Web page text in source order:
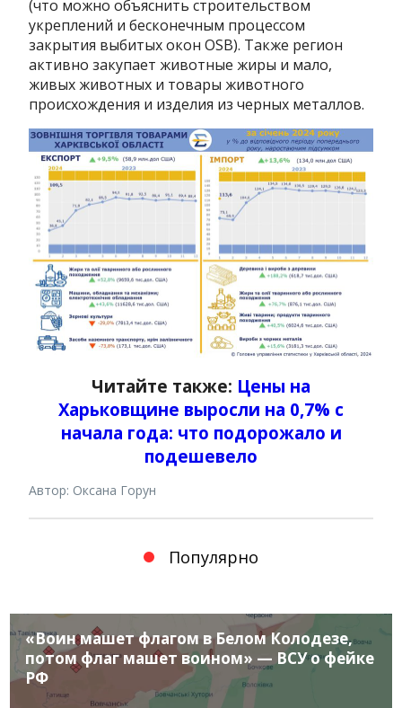
(что можно объяснить строительством
укреплений и бесконечным процессом
закрытия выбитых окон OSB). Также регион
активно закупает животные жиры и мало,
живых животных и товары животного
происхождения и изделия из черных металлов.
Читайте также: Цены на
Харьковщине выросли на 0,7% с
начала года: что подорожало и
подешевело
Автор: Оксана Горун
Популярно
«Воин машет флагом в Белом Колодезе,
потом флаг машет воином» — ВСУ о фейке
РФ